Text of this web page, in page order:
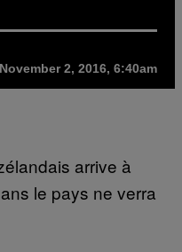
November 2, 2016, 6:40am
arrive à
le pays ne verra